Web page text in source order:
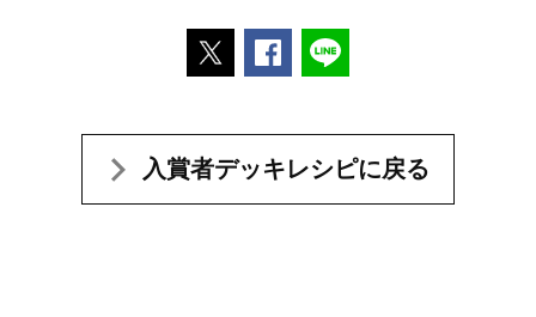
ポストするFacebookでシェアする
入賞者デッキレシピに戻る